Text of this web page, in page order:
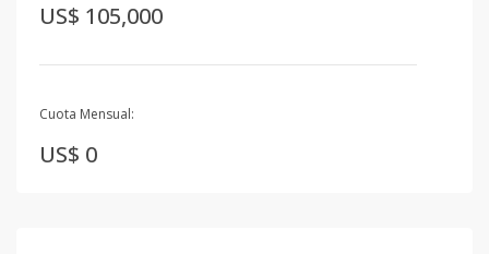
US$ 105,000
Cuota Mensual:
US$ 0